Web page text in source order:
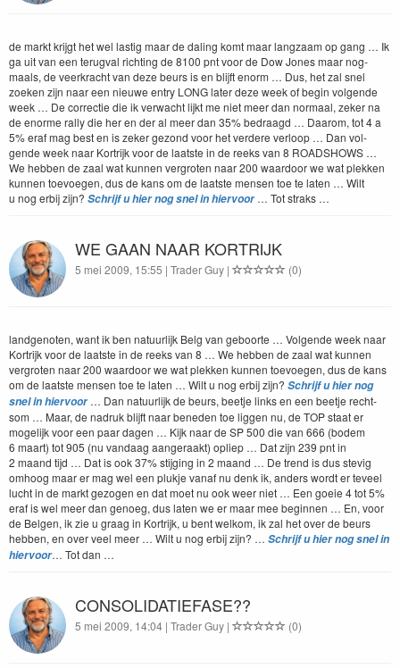
de markt kri­jgt het wel lastig maar de dal­ing komt maar langza­am op gang … Ik
ga uit van een terug­val richt­ing de 8100 pnt voor de Dow Jones maar nog­
maals, de veerkracht van deze beurs is en bli­jft enorm … Dus, het zal snel
zoeken zijn naar een nieuwe entry LONGlat­er deze week of begin vol­gende
week … De cor­rec­tie die ik verwacht lijkt me niet meer dan nor­maal, zek­er na
de enorme ral­ly die her en der al meer dan 35% bedraagd … Daarom, tot4a
5% eraf mag best en is zek­er gezond voor het verdere ver­loop … Dan vol­
gende week naar Kor­trijk voor de laat­ste in de reeks van 8 ROAD­SHOWS …
We hebben de zaal wat kun­nen ver­groten naar200 waar­door we wat plekken
kun­nen toevoe­gen, dus de kans om de laat­ste mensen toe te lat­en … Wilt
u nog erbij zijn? Schri­jf u hier nog snel in hier­voor… Tot straks …
WE GAAN NAAR KORTRIJK
5 mei 2009, 15:55 | Trader Guy | (0)
landgenoten, want ik ben natu­urlijk Belg van geboorte … Vol­gende week naar
Kor­trijk voor de laat­ste in de reeks van 8 … We hebben de zaal wat kun­nen
ver­groten naar200 waar­door we wat plekken kun­nen toevoe­gen, dus de kans
om de laat­ste mensen toe te lat­en … Wilt u nog erbij zijn? Schri­jf u hier nog
snel in hier­voor… Dan natu­urlijk de beurs, beet­je links en een beet­je recht­
som … Maar, de nadruk bli­jft naar bene­den toe liggen nu, de TOPstaat er
mogelijk voor een paar dagen … Kijk naar de SP500 die van 666 (bodem
6 maart) tot905 (nu van­daag aanger­aakt) opliep … Dat zijn 239 pnt in
2 maand tijd … Dat is ook37% sti­jging in 2 maand … De trend is dus ste­vig
omhoog maar er mag wel een pluk­je vanaf nu denk ik, anders wordt er teveel
lucht in de markt gezo­gen en dat moet nu ook weer niet … Een goeie 4tot5%
eraf is wel meer dan genoeg, dus lat­en we er maar mee begin­nen … En, voor
de Bel­gen, ik zie u graag in Kor­trijk, u bent welkom, ik zal het over de beurs
hebben, en over veel meer … Wilt u nog erbij zijn? … Schri­jf u hier nog snel in
hier­voor… Tot dan …
CONSOLIDATIEFASE??
5 mei 2009, 14:04 | Trader Guy | (0)